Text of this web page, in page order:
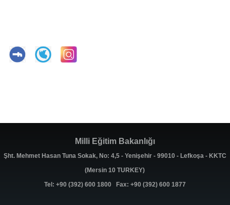
Milli Eğitim Bakanlığı
Şht. Mehmet Hasan Tuna Sokak, No: 4,5 - Yenişehir - 99010 - Lefkoşa - KKTC
(Mersin 10 TURKEY)
Tel: +90 (392) 600 1800 Fax: +90 (392) 600 1877